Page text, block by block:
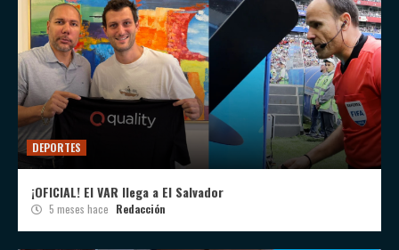
DEPORTES
¡OFICIAL! El VAR llega a El Salvador
5 meses hace Redacción